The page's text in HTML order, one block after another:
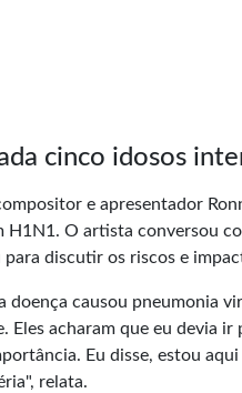
cinco idosos
e apresentador
H1N1. O artista conversou
para discutir os riscos e
doença causou pneumonia
Eles acharam que eu devia
Eu disse, estou
relata.